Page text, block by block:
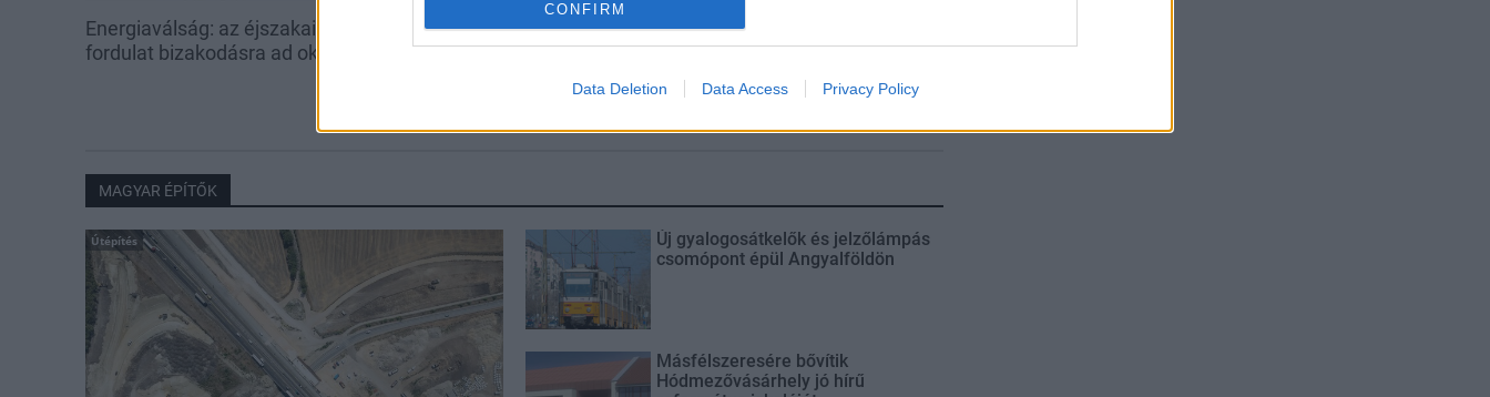
CONFIRM
Data Deletion Data Access Privacy Policy
Energiaválság: az éjszakai
fordulat bizakodásra ad okot
Paks: hétfőn és talán még
kedden üzemben tartható az
Az atomerőmű egyetlen
hatása a környezetre, hogy a
Duna vizét némileg felmelegíti
MAGYAR ÉPÍTŐK
Útépítés
Új gyalogosátkelők és jelzőlámpás
csomópont épül Angyalföldön
Másfélszeresére bővítik
Hódmezővásárhely jó hírű